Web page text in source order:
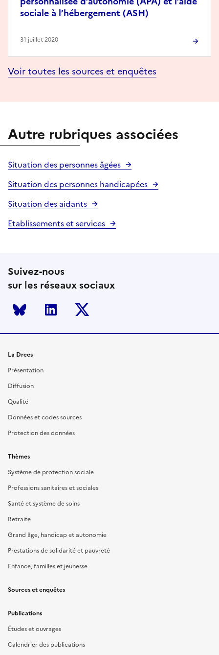
sociale à l’hébergement (ASH)
31 juillet 2020
Voir toutes les sources et enquêtes
Autre rubriques associées
Situation des personnes âgées
Situation des personnes handicapées
Situation des aidants
Etablissements et services
Suivez-nous
sur les réseaux sociaux
Bluesky LinkedIn
La Drees
Présentation
Diffusion
Qualité
Données et codes sources
Protection des données
Thèmes
Système de protection sociale
Professions sanitaires et sociales
Santé et système de soins
Retraite
Grand âge, handicap et autonomie
Prestations de solidarité et pauvreté
Enfance, familles et jeunesse
Sources et enquêtes
Publications
Études et ouvrages
Calendrier des publications